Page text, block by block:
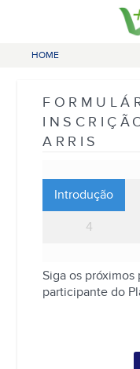
HOME
ARRIS
Introdução
4
Siga os próximos
participante do